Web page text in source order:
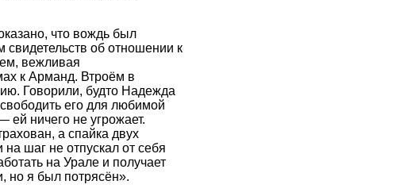
что вождь был
об отношении к
вежливая
к Арманд. Втроём в
Говорили, будто Надежда
его для любимой
ничего не угрожает.
а спайка двух
шаг не отпускал от себя
на Урале и получает
но я был потрясён».